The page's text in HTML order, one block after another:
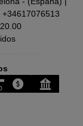
+34617076513